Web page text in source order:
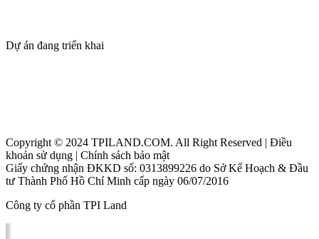
Dự án đang triển khai
Copyright © 2024 TPILAND.COM. All Right Reserved | Điều
khoản sử dụng | Chính sách bảo mật
Giấy chứng nhận ĐKKD số: 0313899226 do Sở Kế Hoạch & Đầu
tư Thành Phố Hồ Chí Minh cấp ngày 06/07/2016
Công ty cổ phần TPI Land